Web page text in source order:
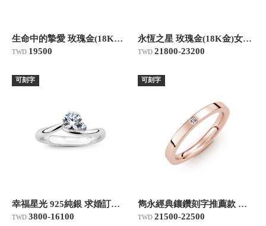
生命中的摯愛 玫瑰金(18K金)女款結婚戒指
TWD 19500
永恆之星 玫瑰金(18K金)女款結婚對戒
TWD 21800-23200
可刻字
幸福星光 925純銀 求婚訂婚戒
TWD 3800-16100
可刻字
雋永經典鑲鑽刻字推薦款 玫瑰金(18K金)女款結婚對戒
TWD 21500-22500